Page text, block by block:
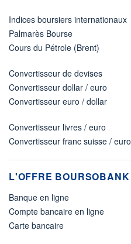
Indices boursiers internationaux
Palmarès Bourse
Cours du Pétrole (Brent)
Convertisseur de devises
Convertisseur dollar / euro
Convertisseur euro / dollar
Convertisseur livres / euro
Convertisseur franc suisse / euro
L'OFFRE BOURSOBANK
Banque en ligne
Compte bancaire en ligne
Carte bancaire